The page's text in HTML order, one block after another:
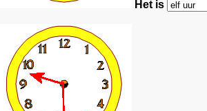
Het is